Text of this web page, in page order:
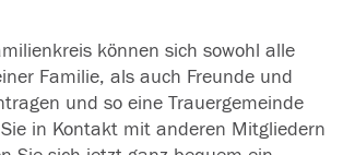
können sich sowohl alle
Familie, als auch Freunde und
und so eine Trauergemeinde
in Kontakt mit anderen Mitgliedern